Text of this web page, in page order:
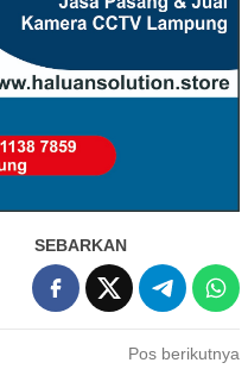
SEBARKAN
Pos berikutnya